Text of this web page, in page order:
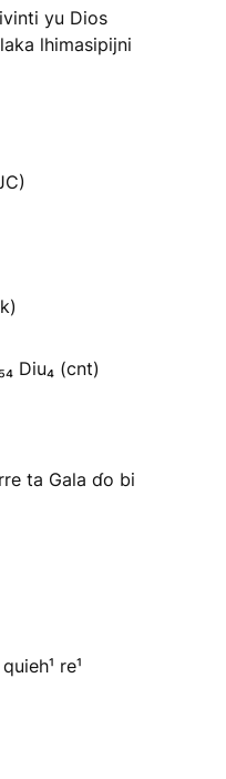
yu Dios
lhimasipijni
Diu₄ (cnt)
ta Gala ɗo bi
re¹